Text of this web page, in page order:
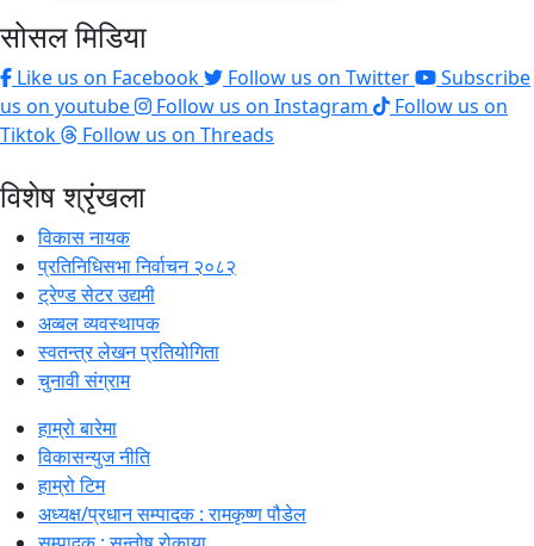
सोसल मिडिया
Like us on Facebook Follow us on Twitter
Subscribe
us on youtube
Follow us on Instagram
Follow us on
Tiktok
Follow us on Threads
विशेष श्रृंखला
विकास नायक
प्रतिनिधिसभा निर्वाचन २०८२
ट्रेण्ड सेटर उद्यमी
अव्बल व्यवस्थापक
स्वतन्त्र लेखन प्रतियोगिता
चुनावी संग्राम
हाम्रो बारेमा
विकासन्युज नीति
हाम्रो टिम
अध्यक्ष/प्रधान सम्पादक : रामकृष्ण पौडेल